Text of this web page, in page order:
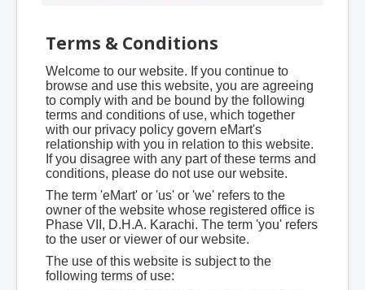
Terms & Conditions
Welcome to our website. If you continue to
browse and use this website, you are agreeing
to comply with and be bound by the following
terms and conditions of use, which together
with our privacy policy govern eMart's
relationship with you in relation to this website.
If you disagree with any part of these terms and
conditions, please do not use our website.
The term 'eMart' or 'us' or 'we' refers to the
owner of the website whose registered office is
Phase VII, D.H.A. Karachi. The term 'you' refers
to the user or viewer of our website.
The use of this website is subject to the
following terms of use: